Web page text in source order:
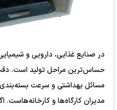
در صنایع غذایی، دارویی و
حساس‌ترین مراحل تولید است.
مسائل بهداشتی و سرعت
مدیران کارگاه‌ها و کارخانه‌هاست.